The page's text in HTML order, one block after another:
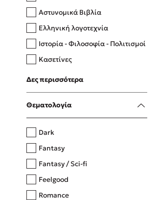
Δανάη Δεληγεώργη
Πάνω, κάτω, μπροστά, πίσω
Η μέθοδος Αφήστε τους
Αστυνομικά Βιβλία
Ελληνική λογοτεχνία
Ιστορία - Φιλοσοφία - Πολιτισμοί
Κασετίνες
Λευκώματα - Έγχρωμοι οδηγοί
Μαγειρική
Δες περισσότερα
Θεματολογία
Dark
Fantasy
Fantasy / Sci-fi
Feelgood
Romance